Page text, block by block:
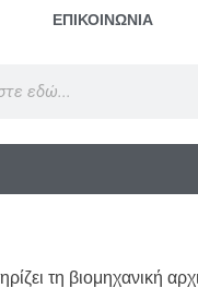
ΕΠΙΚΟΙΝΩΝΙΑ
τη βιομηχανική